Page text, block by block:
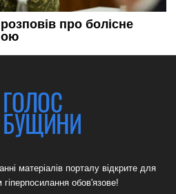
матеріалів порталу відкрите для
обов'язове!